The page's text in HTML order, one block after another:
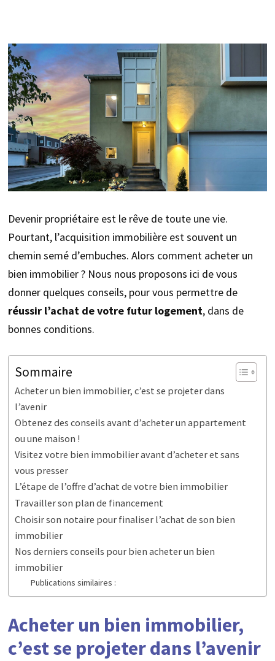
Devenir propriétaire est le rêve de toute une vie.
Pourtant, l’acquisition immobilière est souvent un
chemin semé d’embuches. Alors comment acheter un
bien immobilier ? Nous nous proposons ici de vous
donner quelques conseils, pour vous permettre de
réussir l’achat de votre futur logement, dans de
bonnes conditions.
Sommaire
Acheter un bien immobilier, c’est se projeter dans
l’avenir
Obtenez des conseils avant d’acheter un appartement
ou une maison !
Visitez votre bien immobilier avant d’acheter et sans
vous presser
L’étape de l’offre d’achat de votre bien immobilier
Travailler son plan de financement
Choisir son notaire pour finaliser l’achat de son bien
immobilier
Nos derniers conseils pour bien acheter un bien
immobilier
Publications similaires :
Acheter un bien immobilier,
c’est se projeter dans l’avenir